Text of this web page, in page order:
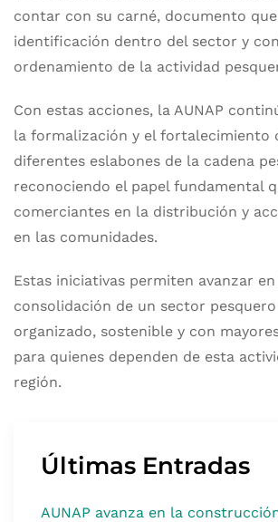
contar con su carné, documento
identificación dentro del sector y
ordenamiento de la actividad
Con estas acciones, la AUNAP
la formalización y el fortalecimiento
diferentes eslabones de la cadena
reconociendo el papel fundamental
comerciantes en la distribución y
en las comunidades.
Estas iniciativas permiten avanzar
consolidación de un sector
organizado, sostenible y con
para quienes dependen de esta
región.
Últimas Entradas
AUNAP avanza en la